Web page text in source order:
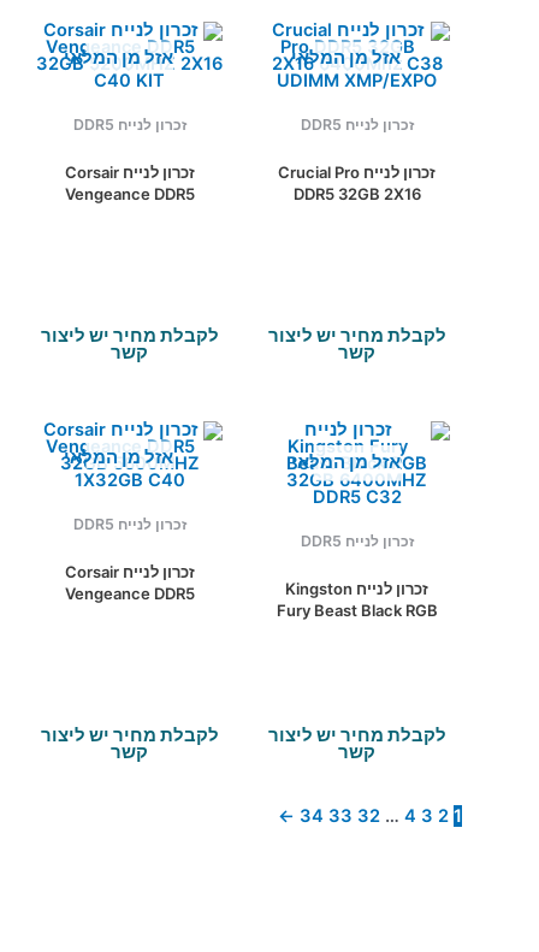
אזל מן המלאי
זכרון לנייח DDR5
זכרון לנייח Crucial Pro
DDR5 32GB 2X16
לקבלת מחיר יש ליצור
קשר
אזל מן המלאי
זכרון לנייח DDR5
זכרון לנייח Corsair
Vengeance DDR5
לקבלת מחיר יש ליצור
קשר
אזל מן המלאי
זכרון לנייח DDR5
זכרון לנייח Kingston
Fury Beast Black RGB
לקבלת מחיר יש ליצור
קשר
אזל מן המלאי
זכרון לנייח DDR5
זכרון לנייח Corsair
Vengeance DDR5
לקבלת מחיר יש ליצור
קשר
1
2
3
4
…
32
33
34
←